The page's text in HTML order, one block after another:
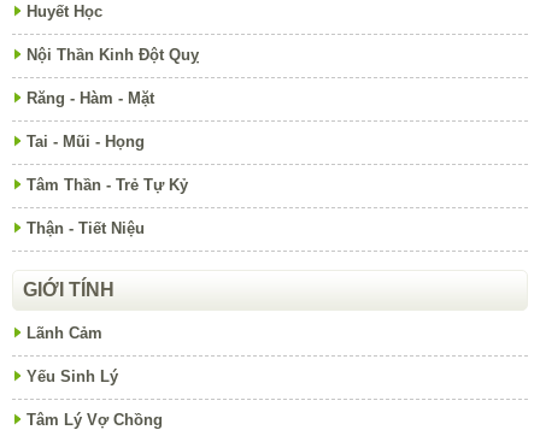
Huyết Học
Nội Thần Kinh Đột Quỵ
Răng - Hàm - Mặt
Tai - Mũi - Họng
Tâm Thần - Trẻ Tự Kỷ
Thận - Tiết Niệu
GIỚI TÍNH
Lãnh Cảm
Yếu Sinh Lý
Tâm Lý Vợ Chồng